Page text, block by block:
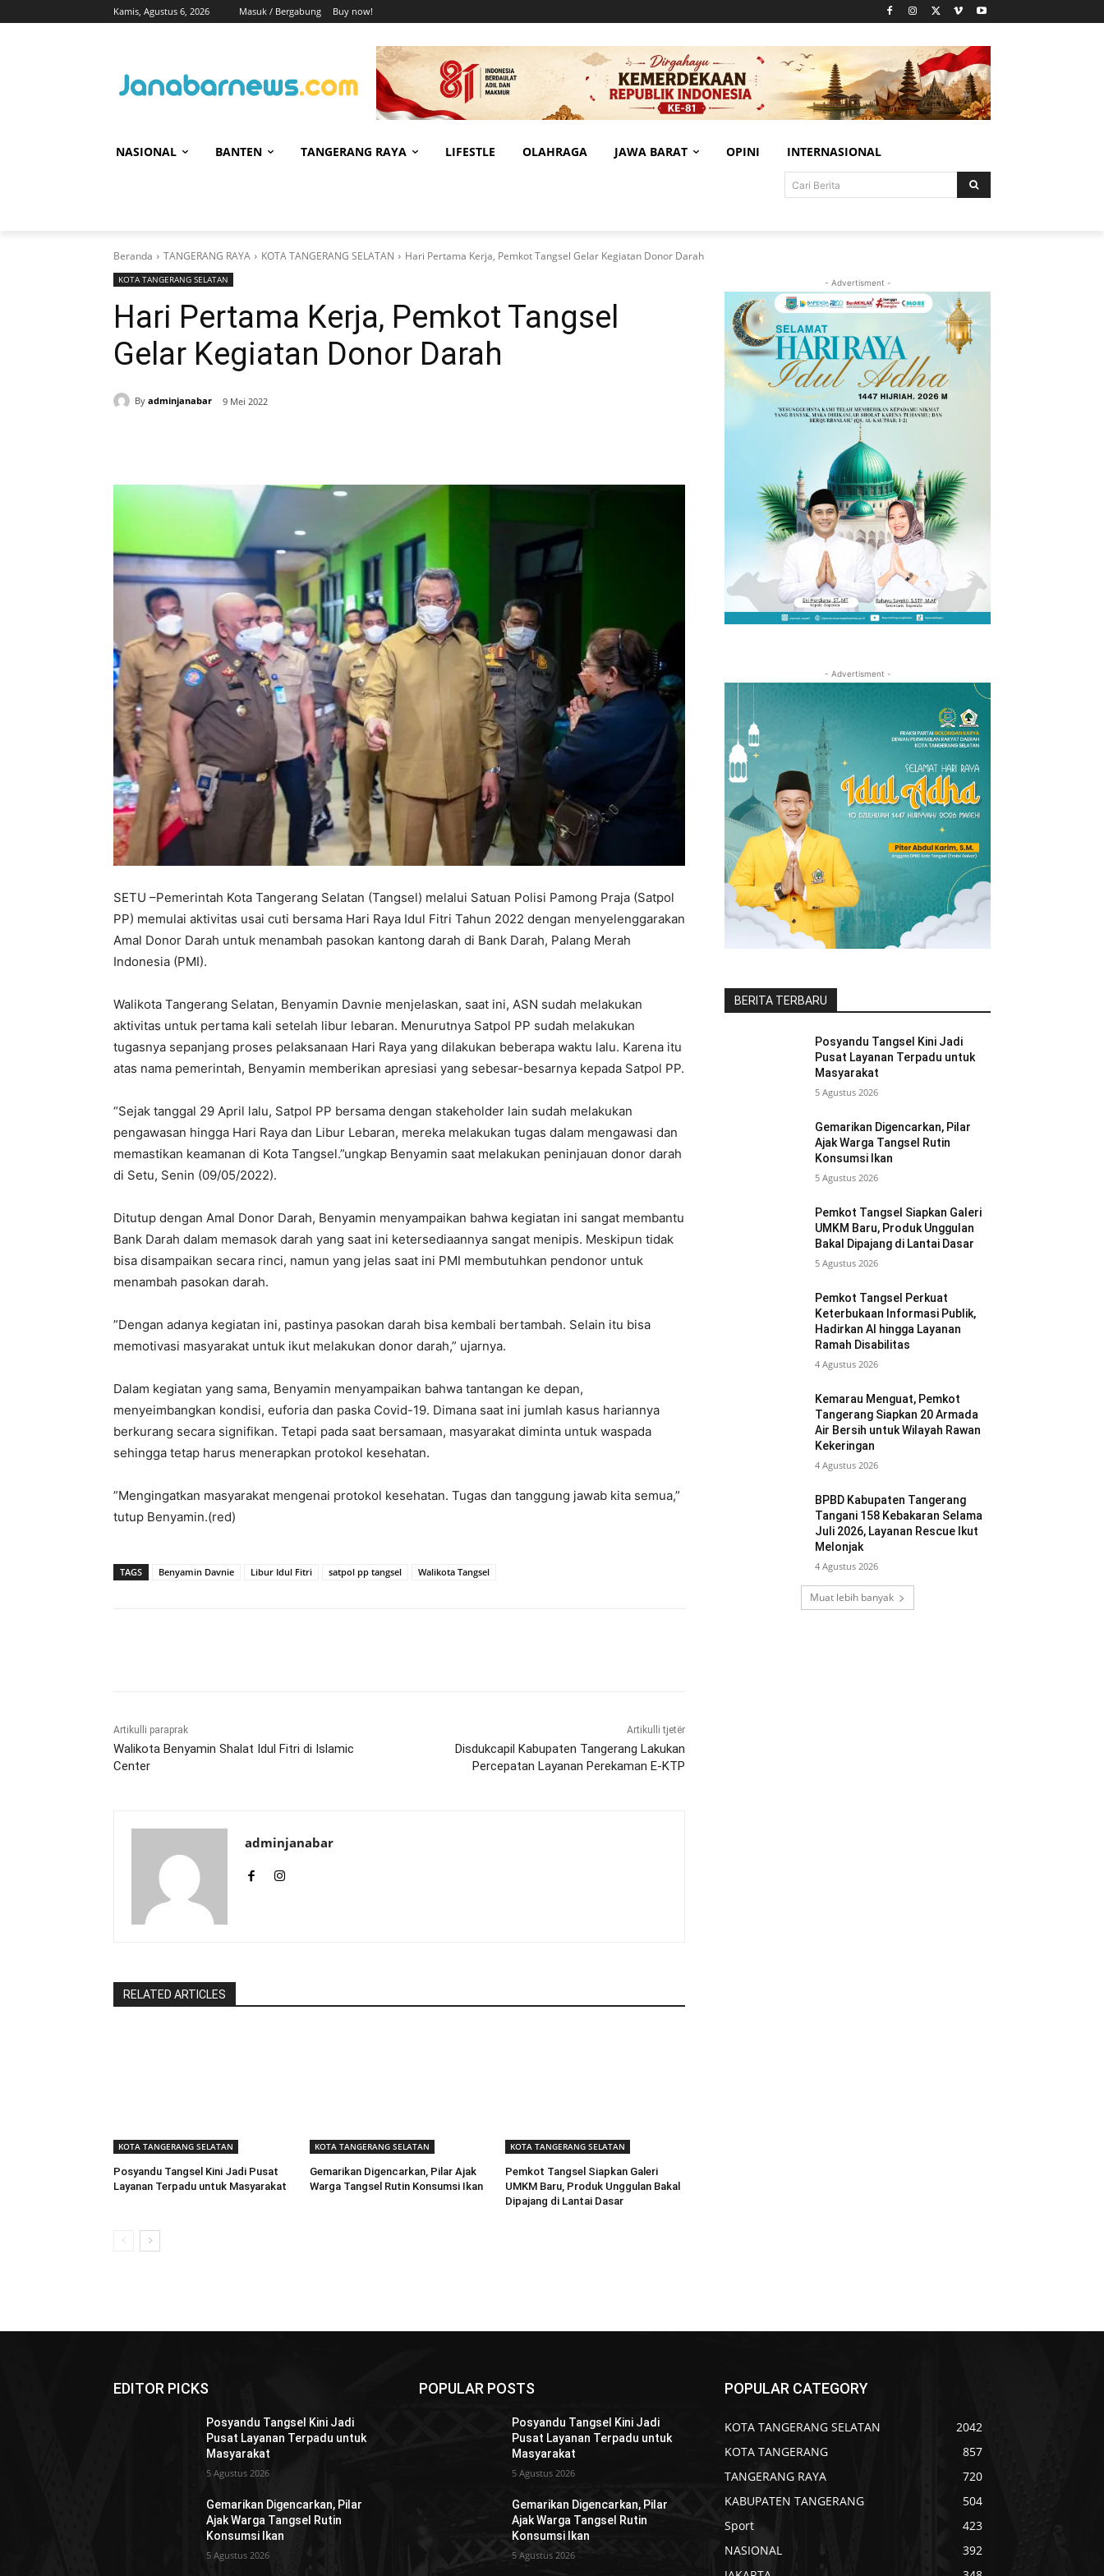
Kamis, Agustus 6, 2026 Masuk / Bergabung Buy now!
NASIONAL BANTEN TANGERANG RAYA LIFESTLE OLAHRAGA JAWA BARAT OPINI INTERNASIONAL
Cari Berita
Beranda TANGERANG RAYA KOTA TANGERANG SELATAN Hari Pertama Kerja, Pemkot Tangsel Gelar Kegiatan Donor Darah
KOTA TANGERANG SELATAN
Hari Pertama Kerja, Pemkot Tangsel
Gelar Kegiatan Donor Darah
By adminjanabar 9 Mei 2022
SETU –Pemerintah Kota Tangerang Selatan (Tangsel) melalui Satuan Polisi Pamong Praja (Satpol
PP) memulai aktivitas usai cuti bersama Hari Raya Idul Fitri Tahun 2022 dengan menyelenggarakan
Amal Donor Darah untuk menambah pasokan kantong darah di Bank Darah, Palang Merah
Indonesia (PMI).
Walikota Tangerang Selatan, Benyamin Davnie menjelaskan, saat ini, ASN sudah melakukan
aktivitas untuk pertama kali setelah libur lebaran. Menurutnya Satpol PP sudah melakukan
tugasnya sepanjang proses pelaksanaan Hari Raya yang dilakukan beberapa waktu lalu. Karena itu
atas nama pemerintah, Benyamin memberikan apresiasi yang sebesar-besarnya kepada Satpol PP.
“Sejak tanggal 29 April lalu, Satpol PP bersama dengan stakeholder lain sudah melakukan
pengawasan hingga Hari Raya dan Libur Lebaran, mereka melakukan tugas dalam mengawasi dan
memastikan keamanan di Kota Tangsel.”ungkap Benyamin saat melakukan peninjauan donor darah
di Setu, Senin (09/05/2022).
Ditutup dengan Amal Donor Darah, Benyamin menyampaikan bahwa kegiatan ini sangat membantu
Bank Darah dalam memasok darah yang saat ini ketersediaannya sangat menipis. Meskipun tidak
bisa disampaikan secara rinci, namun yang jelas saat ini PMI membutuhkan pendonor untuk
menambah pasokan darah.
”Dengan adanya kegiatan ini, pastinya pasokan darah bisa kembali bertambah. Selain itu bisa
memotivasi masyarakat untuk ikut melakukan donor darah,” ujarnya.
Dalam kegiatan yang sama, Benyamin menyampaikan bahwa tantangan ke depan,
menyeimbangkan kondisi, euforia dan paska Covid-19. Dimana saat ini jumlah kasus hariannya
berkurang secara signifikan. Tetapi pada saat bersamaan, masyarakat diminta untuk waspada
sehingga tetap harus menerapkan protokol kesehatan.
”Mengingatkan masyarakat mengenai protokol kesehatan. Tugas dan tanggung jawab kita semua,”
tutup Benyamin.(red)
TAGS Benyamin Davnie Libur Idul Fitri satpol pp tangsel Walikota Tangsel
Artikulli paraprak
Walikota Benyamin Shalat Idul Fitri di Islamic
Center
Artikulli tjetër
Disdukcapil Kabupaten Tangerang Lakukan
Percepatan Layanan Perekaman E-KTP
adminjanabar
RELATED ARTICLES
KOTA TANGERANG SELATAN
Posyandu Tangsel Kini Jadi Pusat
Layanan Terpadu untuk Masyarakat
KOTA TANGERANG SELATAN
Gemarikan Digencarkan, Pilar Ajak
Warga Tangsel Rutin Konsumsi Ikan
KOTA TANGERANG SELATAN
Pemkot Tangsel Siapkan Galeri
UMKM Baru, Produk Unggulan Bakal
Dipajang di Lantai Dasar
- Advertisment -
- Advertisment -
BERITA TERBARU
Posyandu Tangsel Kini Jadi
Pusat Layanan Terpadu untuk
Masyarakat
5 Agustus 2026
Gemarikan Digencarkan, Pilar
Ajak Warga Tangsel Rutin
Konsumsi Ikan
5 Agustus 2026
Pemkot Tangsel Siapkan Galeri
UMKM Baru, Produk Unggulan
Bakal Dipajang di Lantai Dasar
5 Agustus 2026
Pemkot Tangsel Perkuat
Keterbukaan Informasi Publik,
Hadirkan AI hingga Layanan
Ramah Disabilitas
4 Agustus 2026
Kemarau Menguat, Pemkot
Tangerang Siapkan 20 Armada
Air Bersih untuk Wilayah Rawan
Kekeringan
4 Agustus 2026
BPBD Kabupaten Tangerang
Tangani 158 Kebakaran Selama
Juli 2026, Layanan Rescue Ikut
Melonjak
4 Agustus 2026
Muat lebih banyak
EDITOR PICKS
Posyandu Tangsel Kini Jadi
Pusat Layanan Terpadu untuk
Masyarakat
5 Agustus 2026
Gemarikan Digencarkan, Pilar
Ajak Warga Tangsel Rutin
Konsumsi Ikan
5 Agustus 2026
POPULAR POSTS
Posyandu Tangsel Kini Jadi
Pusat Layanan Terpadu untuk
Masyarakat
5 Agustus 2026
Gemarikan Digencarkan, Pilar
Ajak Warga Tangsel Rutin
Konsumsi Ikan
5 Agustus 2026
POPULAR CATEGORY
KOTA TANGERANG SELATAN
2042
KOTA TANGERANG
857
TANGERANG RAYA
720
KABUPATEN TANGERANG
504
Sport
423
NASIONAL
392